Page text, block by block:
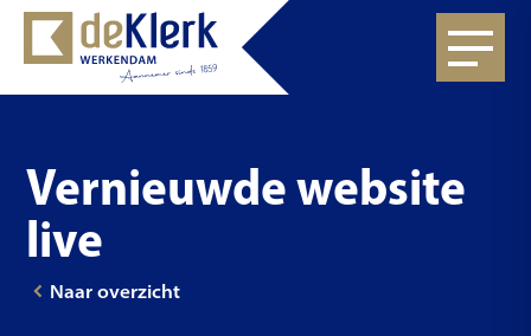
Vernieuwde website
live
Naar overzicht